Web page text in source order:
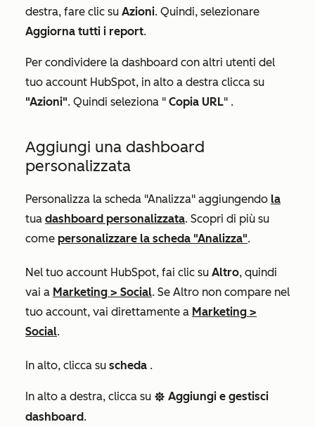
destra, fare clic su Azioni. Quindi, selezionare
Aggiorna tutti i report.
Per condividere la dashboard con altri utenti del
tuo account HubSpot, in alto a destra clicca su
"Azioni". Quindi seleziona " Copia URL" .
Aggiungi una dashboard
personalizzata
Personalizza la scheda "Analizza" aggiungendo la
tua dashboard personalizzata. Scopri di più su
come personalizzare la scheda "Analizza".
Nel tuo account HubSpot, fai clic su Altro, quindi
vai a Marketing > Social. Se Altro non compare nel
tuo account, vai direttamente a Marketing >
Social.
In alto, clicca su scheda .
In alto a destra, clicca su settings Aggiungi e gestisci
dashboard.